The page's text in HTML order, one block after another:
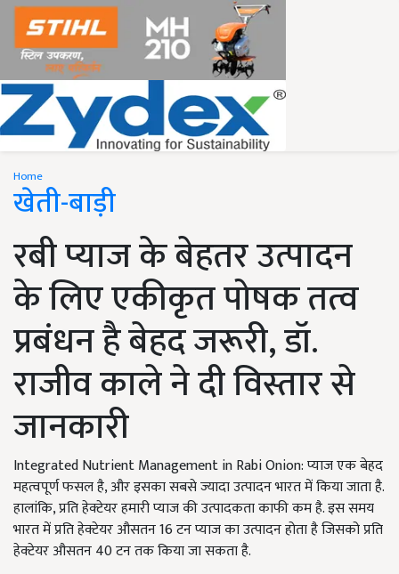
Home
खेती-बाड़ी
रबी प्याज के बेहतर उत्पादन
के लिए एकीकृत पोषक तत्व
प्रबंधन है बेहद जरूरी, डॉ.
राजीव काले ने दी विस्तार से
जानकारी
Integrated Nutrient Management in Rabi Onion: प्याज एक बेहद
महत्वपूर्ण फसल है, और इसका सबसे ज्यादा उत्पादन भारत में किया जाता है.
हालांकि, प्रति हेक्टेयर हमारी प्याज की उत्पादकता काफी कम है. इस समय
भारत में प्रति हेक्टेयर औसतन 16 टन प्याज का उत्पादन होता है जिसको प्रति
हेक्टेयर औसतन 40 टन तक किया जा सकता है.